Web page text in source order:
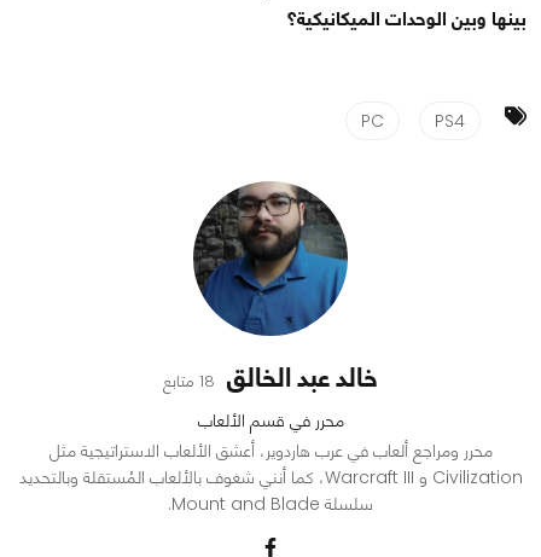
بينها وبين الوحدات الميكانيكية؟
PS4
PC
خالد عبد الخالق 18 متابع
محرر في قسم الألعاب
محرر ومراجع ألعاب في عرب هاردوير، أعشق الألعاب الاستراتيجية مثل
Civilization و Warcraft III، كما أنني شغوف بالألعاب المُستقلة وبالتحديد
سلسلة Mount and Blade.